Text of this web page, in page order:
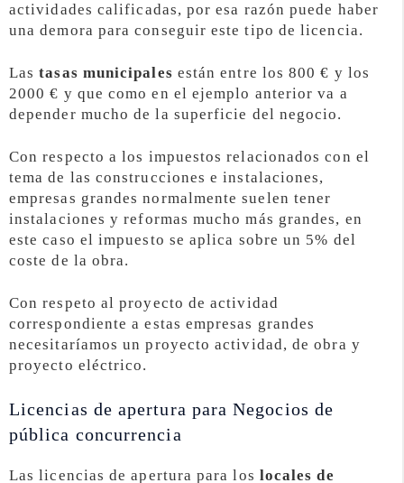
actividades calificadas, por esa razón puede haber
una demora para conseguir este tipo de licencia.
Lastasas municipales están entre los 800 € y los
2000 € y que como en el ejemplo anterior va a
depender mucho de la superficie del negocio.
Con respecto a los impuestos relacionados con el
tema de las construcciones e instalaciones,
empresas grandes normalmente suelen tener
instalaciones y reformas mucho más grandes, en
este caso el impuesto se aplica sobre un 5% del
coste de la obra.
Con respeto al proyecto de actividad
correspondiente a estas empresas grandes
necesitaríamos un proyecto actividad, de obra y
proyecto eléctrico.
Licencias de apertura para Negocios de
pública concurrencia
Las licencias de apertura para los locales de